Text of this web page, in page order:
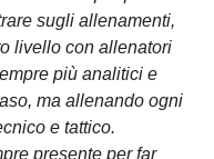
sugli allenamenti,
livello con allenatori
più analitici e
ma allenando ogni
e tattico.
presente per far